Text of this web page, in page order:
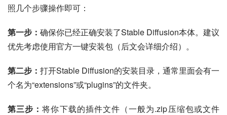
照几个步骤操作即可：
第一步： 确保你已经正确安装了Stable Diffusion本体。建议
优先考虑使用官方一键安装包（后文会详细介绍）。
第二步： 打开Stable Diffusion的安装目录，通常里面会有一
个名为“extensions”或“plugins”的文件夹。
第三步：将你下载的插件文件（一般为.zip压缩包或文件